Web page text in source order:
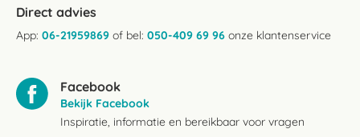
Direct advies
App: 06-21959869 of bel: 050-409 69 96 onze klantenservice
Facebook
Bekijk Facebook
Inspiratie, informatie en bereikbaar voor vragen